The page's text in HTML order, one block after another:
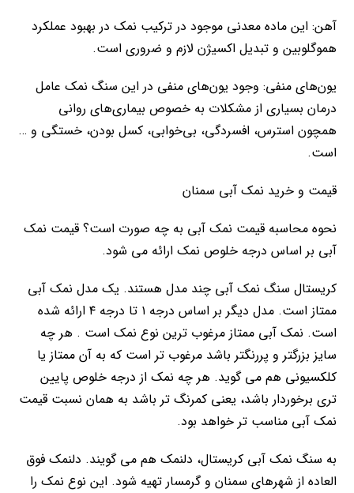
آهن: این ماده معدنی موجود در ترکیب نمک در بهبود عملکرد
هموگلوبین و تبدیل اکسیژن لازم و ضروری است.
یون‌های منفی: وجود یون‌های منفی در این سنگ نمک عامل
درمان بسیاری از مشکلات به خصوص بیماری‌های روانی
همچون استرس، افسردگی، بی‌خوابی، کسل بودن، خستگی و …
است.
قیمت و خرید نمک آبی سمنان
نحوه محاسبه قیمت نمک آبی به چه صورت است؟ قیمت نمک
آبی بر اساس درجه خلوص نمک ارائه می شود.
کریستال سنگ نمک آبی چند مدل هستند. یک مدل نمک آبی
ممتاز است. مدل دیگر بر اساس درجه ۱ تا درجه ۴ ارائه شده
است. نمک آبی ممتاز مرغوب ترین نوع نمک است . هر چه
سایز بزرگتر و پررنگتر باشد مرغوب تر است که به آن ممتاز یا
کلکسیونی هم می گوید. هر چه نمک از درجه خلوص پایین
تری برخوردار باشد، یعنی کمرنگ تر باشد به همان نسبت قیمت
نمک آبی مناسب تر خواهد بود.
به سنگ نمک آبی کریستال، دلنمک هم می گویند. دلنمک فوق
العاده از شهرهای سمنان و گرمسار تهیه شود. این نوع نمک را